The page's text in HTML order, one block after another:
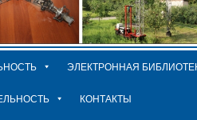
ЭЛЕКТРОННАЯ
КОНТАКТЫ